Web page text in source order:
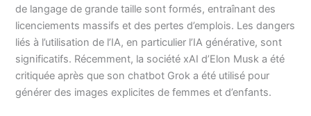
de langage de grande taille sont formés, entraînant des
licenciements massifs et des pertes d’emplois. Les dangers
liés à l’utilisation de l’IA, en particulier l’IA générative, sont
significatifs. Récemment, la société xAI d’Elon Musk a été
critiquée après que son chatbot Grok a été utilisé pour
générer des images explicites de femmes et d’enfants.